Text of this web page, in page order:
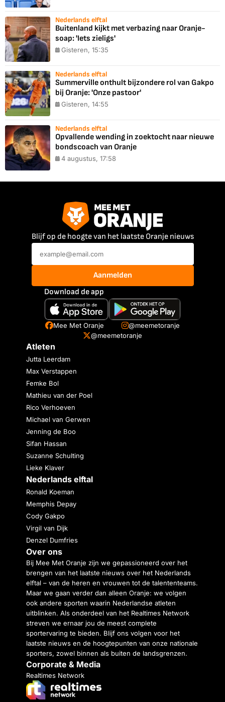
Nederlands elftal
Buitenland kijkt met verbazing naar Oranje-
soap: 'Iets zieligs'
Gisteren, 15:35
Nederlands elftal
Summerville onthult bijzondere rol van Gakpo
bij Oranje: 'Onze pastoor'
Gisteren, 14:55
Nederlands elftal
Opvallende wending in zoektocht naar nieuwe
bondscoach van Oranje
4 augustus, 17:58
Blijf op de hoogte van het laatste Oranje nieuws
Aanmelden
Download de app
Mee Met Oranje
@meemetoranje
@meemetoranje
Atleten
Jutta Leerdam
Max Verstappen
Femke Bol
Mathieu van der Poel
Rico Verhoeven
Michael van Gerwen
Jenning de Boo
Sifan Hassan
Suzanne Schulting
Lieke Klaver
Nederlands elftal
Ronald Koeman
Memphis Depay
Cody Gakpo
Virgil van Dijk
Denzel Dumfries
Over ons
Bij Mee Met Oranje zijn we gepassioneerd over het
brengen van het laatste nieuws over het Nederlands
elftal – van de heren en vrouwen tot de talententeams.
Maar we gaan verder dan alleen Oranje: we volgen
ook andere sporten waarin Nederlandse atleten
uitblinken. Als onderdeel van het Realtimes Network
streven we ernaar jou de meest complete
sportervaring te bieden. Blijf ons volgen voor het
laatste nieuws en de hoogtepunten van onze nationale
sporters, zowel binnen als buiten de landsgrenzen.
Corporate & Media
Realtimes Network